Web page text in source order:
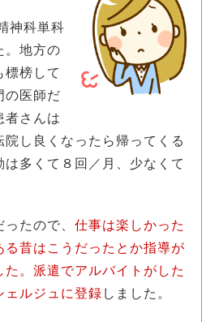
神科単科
。地方の
標榜して
の医師だ
者さんは
し良くなったら帰ってくる
多くて８回／月、少なくて
たので、 仕事は楽しかった
る昔はこうだったとか指導が
。派遣でアルバイトがした
ェルジュに登録 しました。